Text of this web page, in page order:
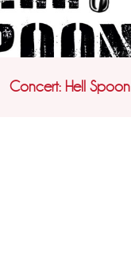
Concert: Hell Spoon